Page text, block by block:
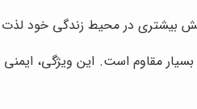
بیشتری در محیط زندگی خود لذت
بسیار مقاوم است. این ویژگی،